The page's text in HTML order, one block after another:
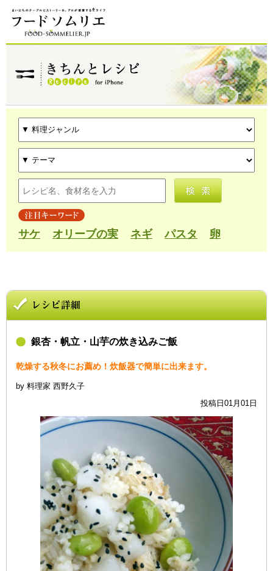
サケ オリーブの実 ネギ パスタ 卵
銀杏・帆立・山芋の炊き込みご飯
乾燥する秋冬にお薦め！炊飯器で簡単に出来ます。
by 料理家 西野久子
投稿日01月01日